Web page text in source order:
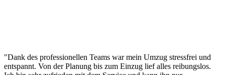
"Dank des professionellen Teams war mein Umzug stressfrei und
entspannt. Von der Planung bis zum Einzug lief alles reibungslos.